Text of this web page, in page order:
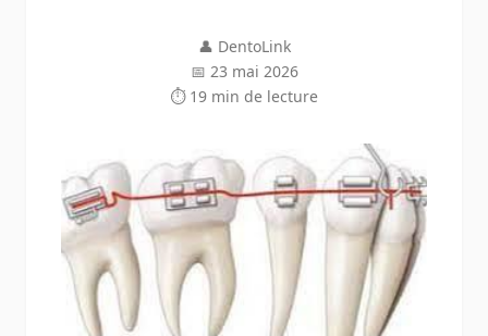
👤 DentoLink
📅 23 mai 2026
⏱ 19 min de lecture